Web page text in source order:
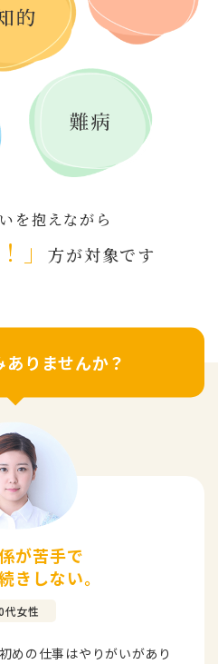
を抱えながら
」方が対象です
りませんか？
が苦手で
きしない。
代女性
めの仕事はやりがいがあり